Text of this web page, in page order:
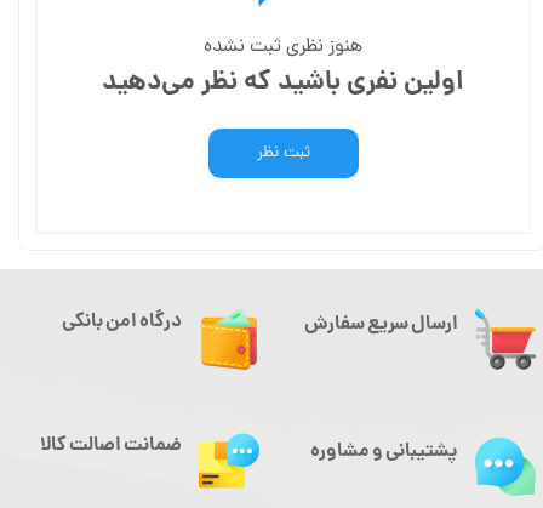
هنوز نظری ثبت نشده
اولین نفری باشید که نظر می‌دهید
ثبت نظر
ارسال سریع سفارش درگاه امن بانکی
پشتیبانی و مشاوره ضمانت اصالت کالا